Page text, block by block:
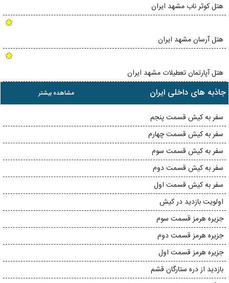
هتل کوثر ناب مشهد ایران
هتل آرسان مشهد ایران
هتل آپارتمان تعطیلات مشهد ایران
مشاهده بیشتر جاذبه های داخلی ایران
سفر به کیش قسمت پنجم
سفر به کیش قسمت چهارم
سفر به کیش قسمت سوم
سفر به کیش قسمت دوم
سفر به کیش قسمت اول
اولویت بازدید در کیش
جزیره هرمز قسمت سوم
جزیره هرمز قسمت دوم
جزیره هرمز قسمت اول
بازدید از دره ستارگان قشم